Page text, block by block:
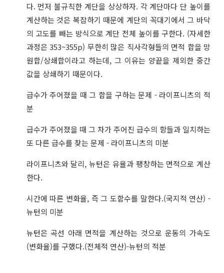
다. 먼저 불규칙한 계단을 상상하자. 각 계단마다 단 높이를
계산하는 것은 복잡하기 때문에 계단의 꼭대기에서 그 바닥
의 고도를 빼는 방식으로 계단 전체 높이를 구한다. (자세한
과정은 353~355p) 무한히 많은 직사각형들의 면적 합을 망
원합/상쇄합이라고 하는데, 그 이유는 양끝을 제외한 중간
값을 상쇄하기 때문이다.
급수가 주어졌을 때 그 합을 구하는 문제 - 라이프니츠의 적
분
급수가 주어졌을 때 그 차가 주어진 급수의 항들과 일치하는
또 다른 급수를 찾는 문제 - 라이프니츠의 미분
라이프니츠와 달리, 뉴턴은 유율과 팽창하는 면적으로 계산
한다.
시간에 따른 변화율, 즉 그 도함수를 말한다.(국지적 연산) -
뉴턴의 미분
뉴턴은 곡선 아래 면적을 계산하는 것으로 운동의 가속도
(변화율)를 구했다.(전체적 연산)-뉴턴의 적분